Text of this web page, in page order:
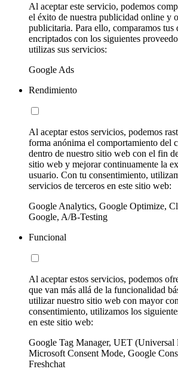
Al aceptar este servicio, podemos
el éxito de nuestra publicidad online y
publicitaria. Para ello, comparamos tus
encriptados con los siguientes
utilizas sus servicios:
Google Ads
Rendimiento
Al aceptar estos servicios, podemos
forma anónima el comportamiento del
dentro de nuestro sitio web con el fin
sitio web y mejorar continuamente la
usuario. Con tu consentimiento,
servicios de terceros en este sitio web:
Google Analytics, Google Optimize,
Google, A/B-Testing
Funcional
Al aceptar estos servicios, podemos
que van más allá de la funcionalidad
utilizar nuestro sitio web con mayor
consentimiento, utilizamos los
en este sitio web:
Google Tag Manager, UET (Universal
Microsoft Consent Mode, Google
Freshchat